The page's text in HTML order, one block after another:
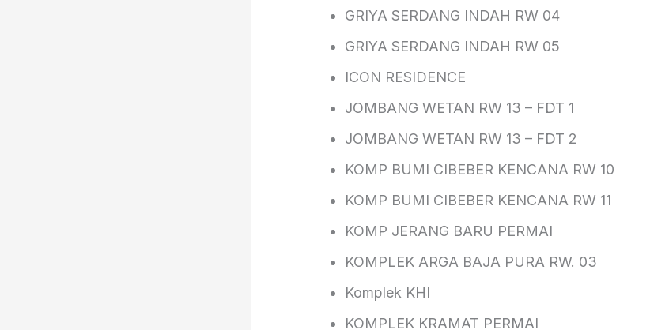
GRIYA SERDANG INDAH RW 04
GRIYA SERDANG INDAH RW 05
ICON RESIDENCE
JOMBANG WETAN RW 13 – FDT 1
JOMBANG WETAN RW 13 – FDT 2
KOMP BUMI CIBEBER KENCANA RW 10
KOMP BUMI CIBEBER KENCANA RW 11
KOMP JERANG BARU PERMAI
KOMPLEK ARGA BAJA PURA RW. 03
Komplek KHI
KOMPLEK KRAMAT PERMAI